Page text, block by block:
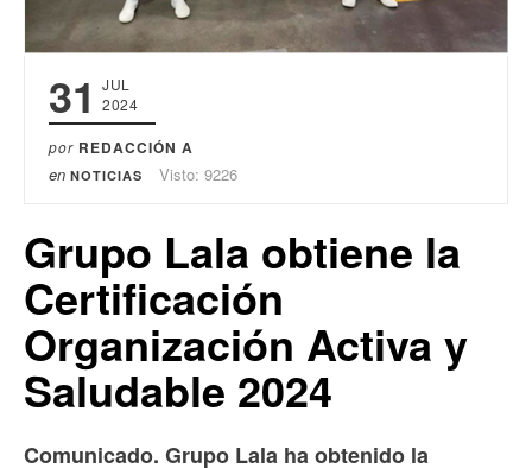
31
JUL
2024
por REDACCIÓN A
en NOTICIAS Visto: 9226
Grupo Lala obtiene la
Certificación
Organización Activa y
Saludable 2024
Comunicado. Grupo Lala ha obtenido la